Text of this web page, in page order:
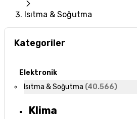
Isıtma & Soğutma
Kategoriler
Elektronik
Isıtma & Soğutma (40.566)
Klima